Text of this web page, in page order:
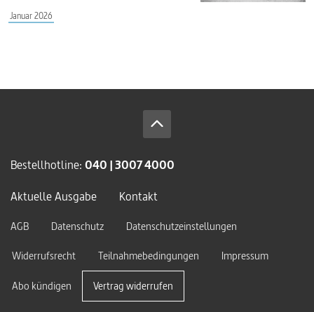
Januar 2026
Bestellhotline: 040 | 3007 4000
Aktuelle Ausgabe
Kontakt
AGB Datenschutz
Datenschutzeinstellungen
Widerrufsrecht
Teilnahmebedingungen Impressum
Abo kündigen Vertrag widerrufen